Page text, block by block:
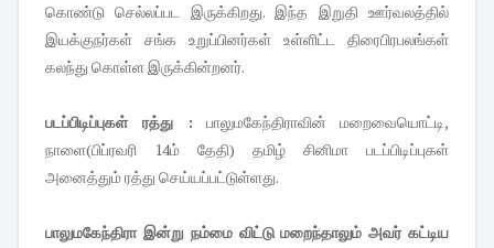
கொண்டு செல்லப்பட இருக்கிறது. இந்த இறுதி ஊர்வலத்தில்
இயக்குநர்கள் சங்க உறுப்பினர்கள் உள்ளிட்ட திரைபிரபலங்கள்
கலந்து கொள்ள இருக்கின்றனர்.
படப்பிடிப்புகள் ரத்து : பாலுமகேந்திராவின் மறைவையொட்டி,
நாளை(பிப்ரவரி 14ம் தேதி) தமிழ் சினிமா படப்பிடிப்புகள்
அனைத்தும் ரத்து செய்யப்பட்டுள்ளது.
பாலுமகேந்திரா இன்று நம்மை விட்டு மறைந்தாலும் அவர் கட்டிய